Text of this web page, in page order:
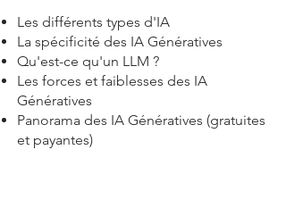
Les différents types d'IA
La spécificité des IA Génératives
Qu'est-ce qu'un LLM ?
Les forces et faiblesses des IA
Génératives
Panorama des IA Génératives (gratuites
et payantes)